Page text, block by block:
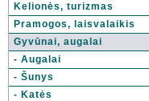
Kelionės, turizmas
Pramogos, laisvalaikis
Gyvūnai, augalai
- Augalai
- Šunys
- Katės